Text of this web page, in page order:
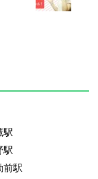
駅
駅
前駅